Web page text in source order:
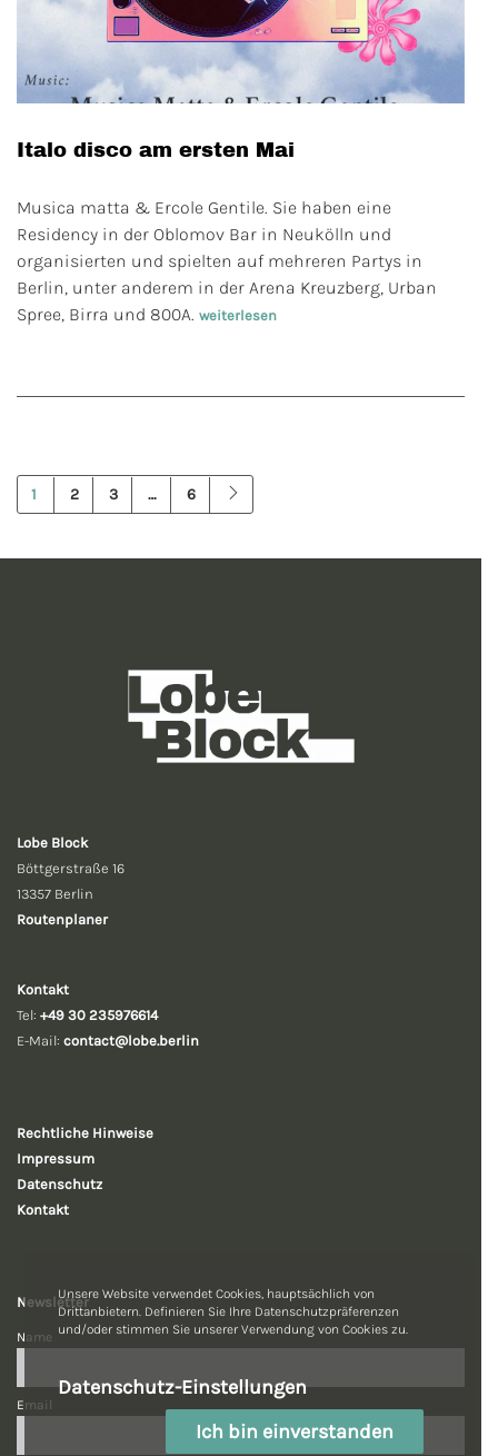
Italo disco am ersten Mai
Musica matta & Ercole Gentile. Sie haben eine
Residency in der Oblomov Bar in Neukölln und
organisierten und spielten auf mehreren Partys in
Berlin, unter anderem in der Arena Kreuzberg, Urban
Spree, Birra und 800A. weiterlesen
1 2 3 … 6
Lobe Block
Böttgerstraße 16
13357 Berlin
Routenplaner
Kontakt
Tel: +49 30 235976614
E-Mail: contact@lobe.berlin
Rechtliche Hinweise
Impressum
Datenschutz
Kontakt
Newsletter
Name
Email
Unsere Website verwendet Cookies, hauptsächlich von
Drittanbietern. Definieren Sie Ihre Datenschutzpräferenzen
und/oder stimmen Sie unserer Verwendung von Cookies zu.
Datenschutz-Einstellungen
Ich bin einverstanden